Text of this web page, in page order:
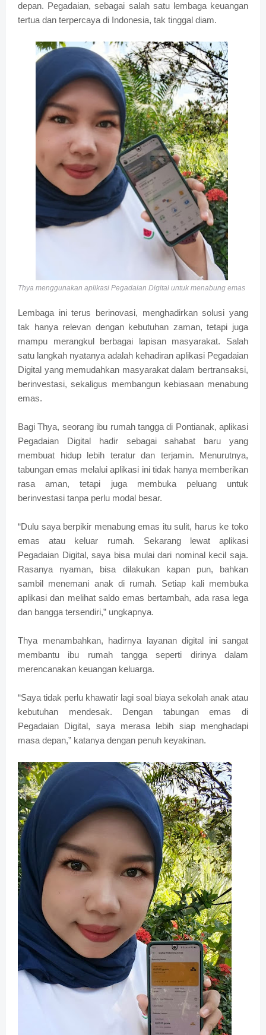
depan. Pegadaian, sebagai salah satu lembaga keuangan
tertua dan terpercaya di Indonesia, tak tinggal diam.
Thya menggunakan aplikasi Pegadaian Digital untuk menabung emas
Lembaga ini terus berinovasi, menghadirkan solusi yang
tak hanya relevan dengan kebutuhan zaman, tetapi juga
mampu merangkul berbagai lapisan masyarakat. Salah
satu langkah nyatanya adalah kehadiran aplikasi Pegadaian
Digital yang memudahkan masyarakat dalam bertransaksi,
berinvestasi, sekaligus membangun kebiasaan menabung
emas.
Bagi Thya, seorang ibu rumah tangga di Pontianak, aplikasi
Pegadaian Digital hadir sebagai sahabat baru yang
membuat hidup lebih teratur dan terjamin. Menurutnya,
tabungan emas melalui aplikasi ini tidak hanya memberikan
rasa aman, tetapi juga membuka peluang untuk
berinvestasi tanpa perlu modal besar.
“Dulu saya berpikir menabung emas itu sulit, harus ke toko
emas atau keluar rumah. Sekarang lewat aplikasi
Pegadaian Digital, saya bisa mulai dari nominal kecil saja.
Rasanya nyaman, bisa dilakukan kapan pun, bahkan
sambil menemani anak di rumah. Setiap kali membuka
aplikasi dan melihat saldo emas bertambah, ada rasa lega
dan bangga tersendiri,” ungkapnya.
Thya menambahkan, hadirnya layanan digital ini sangat
membantu ibu rumah tangga seperti dirinya dalam
merencanakan keuangan keluarga.
“Saya tidak perlu khawatir lagi soal biaya sekolah anak atau
kebutuhan mendesak. Dengan tabungan emas di
Pegadaian Digital, saya merasa lebih siap menghadapi
masa depan,” katanya dengan penuh keyakinan.